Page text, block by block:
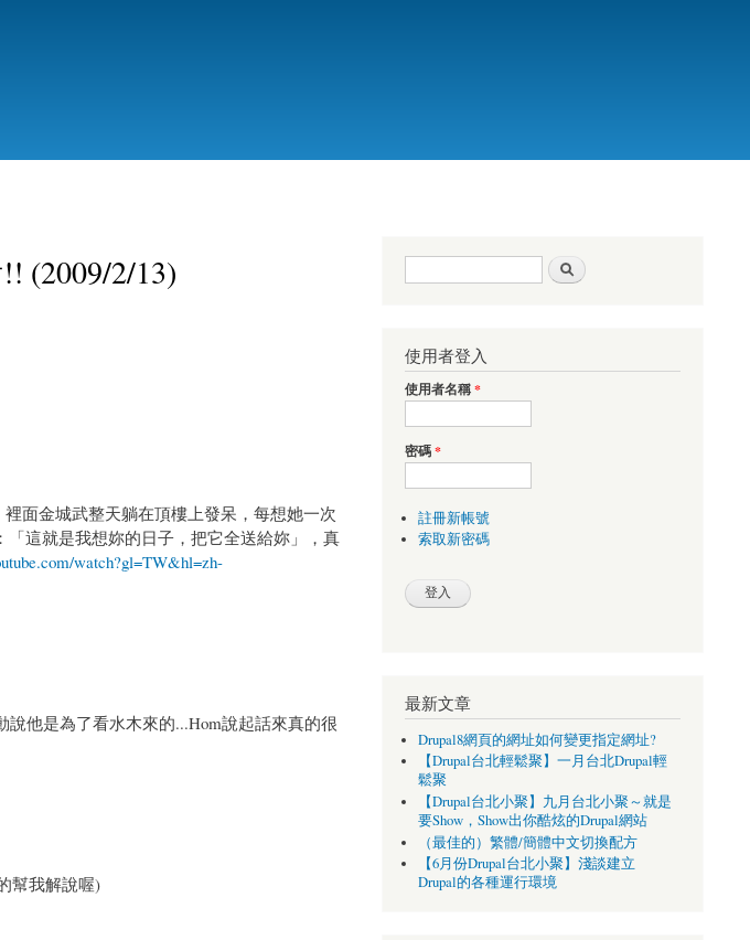
(2009/2/13)
面金城武整天躺在頂樓上發呆，每想她一次
這就是我想妳的日子，把它全送給妳」，真
watch?gl=TW&hl=zh-
他是為了看水木來的...Hom說起話來真的很
幫我解說喔)
搜尋表單
使用者登入
使用者名稱*
密碼*
註冊新帳號
索取新密碼
最新文章
Drupal8網頁的網址如何變更指定網址?
【Drupal台北輕鬆聚】一月台北Drupal輕
鬆聚
【Drupal台北小聚】九月台北小聚～就是
要Show，Show出你酷炫的Drupal網站
（最佳的）繁體/簡體中文切換配方
【6月份Drupal台北小聚】淺談建立
Drupal的各種運行環境